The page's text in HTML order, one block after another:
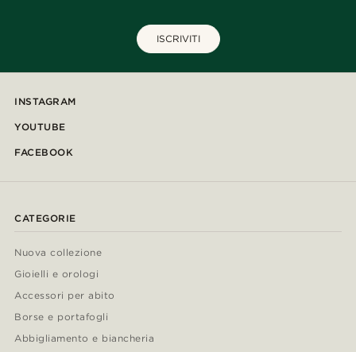
ISCRIVITI
INSTAGRAM
YOUTUBE
FACEBOOK
CATEGORIE
Nuova collezione
Gioielli e orologi
Accessori per abito
Borse e portafogli
Abbigliamento e biancheria